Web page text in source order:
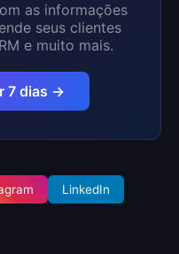
as informações
seus clientes
e muito mais.
7 dias →
LinkedIn